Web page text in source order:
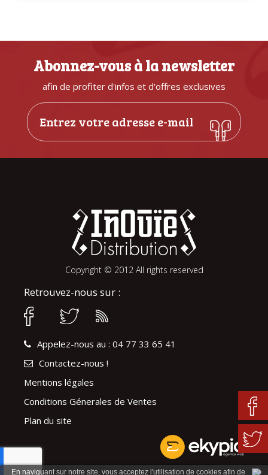
En naviguant sur notre site, vous acceptez l'utilisation de cookies afin de
Abonnez-vous à la newsletter
afin de profiter d'infos et d'offres exclusives
Copyright © 2012 All rights reserved
Retrouvez-nous sur :
Appelez-nous au : 04 77 33 65 41
Contactez-nous !
Mentions légales
Conditions Génerales de Ventes
Plan du site